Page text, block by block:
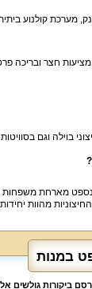
מערכת קולנוע
מציעות חצר ובריכה
בוילה וגם
מארחת משפחות
מהוות
במנות
ביקורות גולשים